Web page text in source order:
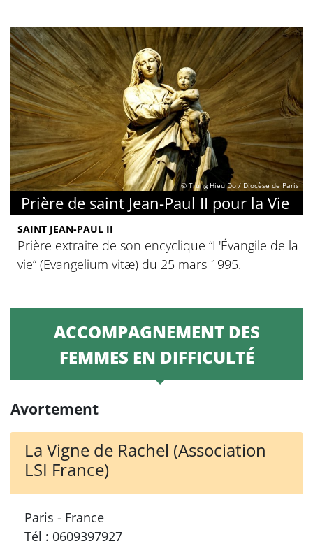
© Trung Hieu Do / Diocèse de Paris
Prière de saint Jean-Paul II pour la Vie
SAINT JEAN-PAUL II
Prière extraite de son encyclique “L'Évangile de la
vie” (Evangelium vitæ) du 25 mars 1995.
ACCOMPAGNEMENT DES
FEMMES EN DIFFICULTÉ
Avortement
La Vigne de Rachel (Association
LSI France)
Paris - France
Tél : 0609397927